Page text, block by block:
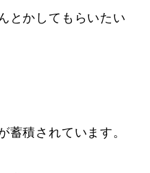
とかしてもらいたい
蓄積されています。